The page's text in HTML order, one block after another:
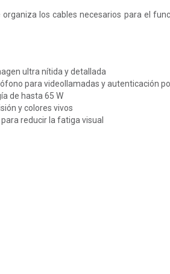
los cables necesarios para el
ultra nítida y detallada
para videollamadas y autenticación
de hasta 65 W
y colores vivos
reducir la fatiga visual